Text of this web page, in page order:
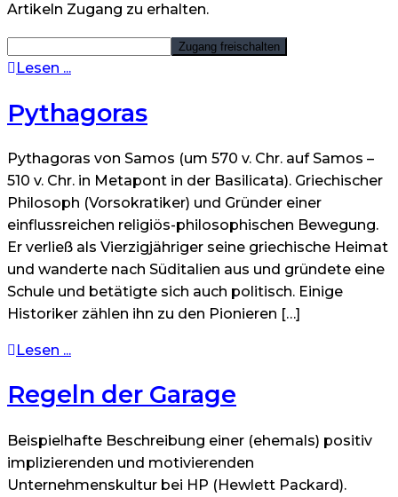
Artikeln Zugang zu erhalten.
Lesen ...
Pythagoras
Pythagoras von Samos (um 570 v. Chr. auf Samos –
510 v. Chr. in Metapont in der Basilicata). Griechischer
Philosoph (Vorsokratiker) und Gründer einer
einflussreichen religiös-philosophischen Bewegung.
Er verließ als Vierzigjähriger seine griechische Heimat
und wanderte nach Süditalien aus und gründete eine
Schule und betätigte sich auch politisch. Einige
Historiker zählen ihn zu den Pionieren […]
Lesen ...
Regeln der Garage
Beispielhafte Beschreibung einer (ehemals) positiv
implizierenden und motivierenden
Unternehmenskultur bei HP (Hewlett Packard).